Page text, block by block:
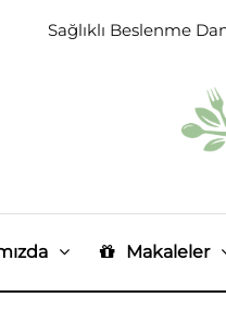
Sağlıklı Beslenme
Makaleler